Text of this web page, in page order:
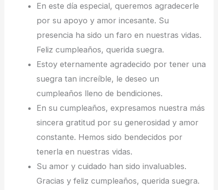
En este día especial, queremos agradecerle
por su apoyo y amor incesante. Su
presencia ha sido un faro en nuestras vidas.
Feliz cumpleaños, querida suegra.
Estoy eternamente agradecido por tener una
suegra tan increíble, le deseo un
cumpleaños lleno de bendiciones.
En su cumpleaños, expresamos nuestra más
sincera gratitud por su generosidad y amor
constante. Hemos sido bendecidos por
tenerla en nuestras vidas.
Su amor y cuidado han sido invaluables.
Gracias y feliz cumpleaños, querida suegra.